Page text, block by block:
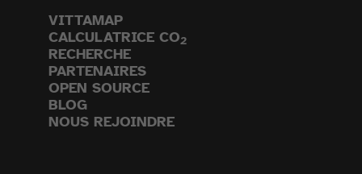
VITTAMAP
CALCULATRICE CO2
RECHERCHE
PARTENAIRES
OPEN SOURCE
BLOG
NOUS REJOINDRE